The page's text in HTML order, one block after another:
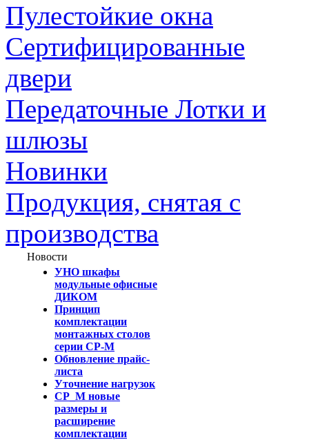
Пулестойкие окна
Сертифицированные
двери
Передаточные Лотки и
шлюзы
Новинки
Продукция, снятая с
производства
Новости
УНО шкафы
модульные офисные
ДИКОМ
Принцип
комплектации
монтажных столов
серии СР-М
Обновление прайс-
листа
Уточнение нагрузок
СР_М новые
размеры и
расширение
комплектации